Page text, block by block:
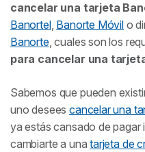
¿Cómo cancelar una
Requisitos para
¿Qué hacer si me
Perdí mi tarjeta de
hacer?
cancelar una tarjeta
Banortel, Banorte Móvilo
Banorte, cuales son los
para cancelar una
Sabemos que pueden
uno deseescancelar una
ya estás cansado de pagar
cambiarte a unatarjeta de